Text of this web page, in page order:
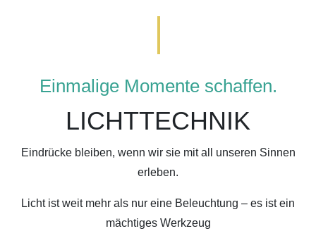
Einmalige Momente schaffen.
LICHTTECHNIK
Eindrücke bleiben, wenn wir sie mit all unseren Sinnen
erleben.
Licht ist weit mehr als nur eine Beleuchtung – es ist ein
mächtiges Werkzeug